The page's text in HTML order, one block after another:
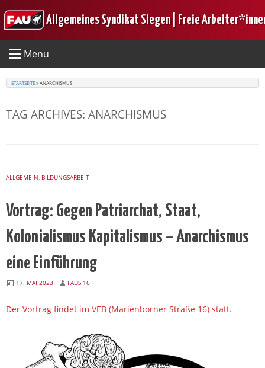
to
Allgemeines Syndikat Siegen | Freie
Menu
STARTSEITE»ANARCHISMUS
TAG ARCHIVES: ANARCHISMUS
ALLGEMEIN, BILDUNGSARBEIT
Vortrag: Gegen Patriarchat, Staat,
Kolonialismus Kapitalismus – Anarchismus
eine Einführung
17. MAI 2023 FAUSI16
Der Vortrag findet im VEB (Marienborner Straße 16) statt.